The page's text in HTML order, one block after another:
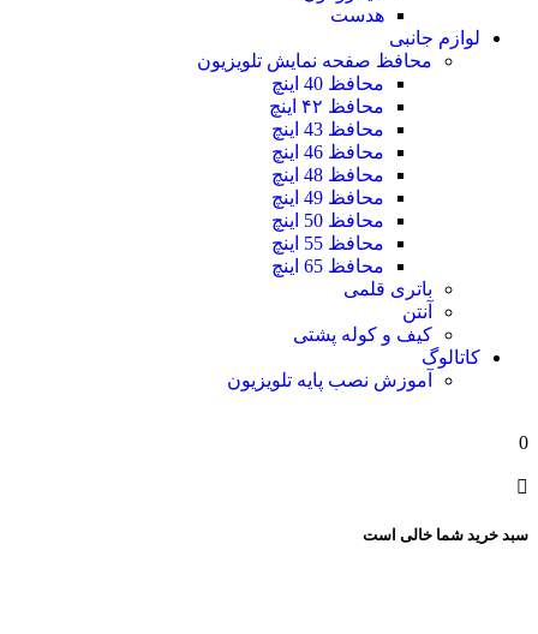
هدست
لوازم جانبی
محافظ صفحه نمایش تلویزیون
محافظ 40 اینچ
محافظ ۴۲ اینچ
محافظ 43 اینچ
محافظ 46 اینچ
محافظ 48 اینچ
محافظ 49 اینچ
محافظ 50 اینچ
محافظ 55 اینچ
محافظ 65 اینچ
باتری قلمی
آنتن
کیف و کوله پشتی
کاتالوگ
آموزش نصب پایه تلویزیون
0
سبد خرید شما خالی است